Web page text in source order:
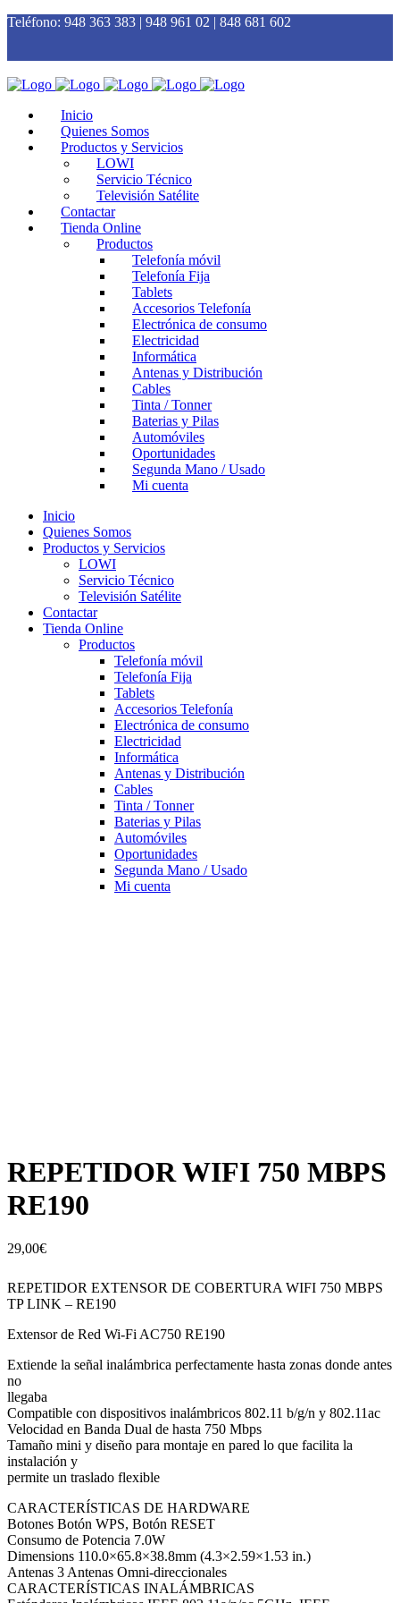
Teléfono: 948 363 383 | 948 961 02 | 848 681 602
Inicio
Quienes Somos
Productos y Servicios
LOWI
Servicio Técnico
Televisión Satélite
Contactar
Tienda Online
Productos
Telefonía móvil
Telefonía Fija
Tablets
Accesorios Telefonía
Electrónica de consumo
Electricidad
Informática
Antenas y Distribución
Cables
Tinta / Tonner
Baterias y Pilas
Automóviles
Oportunidades
Segunda Mano / Usado
Mi cuenta
Inicio
Quienes Somos
Productos y Servicios
LOWI
Servicio Técnico
Televisión Satélite
Contactar
Tienda Online
Productos
Telefonía móvil
Telefonía Fija
Tablets
Accesorios Telefonía
Electrónica de consumo
Electricidad
Informática
Antenas y Distribución
Cables
Tinta / Tonner
Baterias y Pilas
Automóviles
Oportunidades
Segunda Mano / Usado
Mi cuenta
REPETIDOR WIFI 750 MBPS
RE190
29,00€
REPETIDOR EXTENSOR DE COBERTURA WIFI 750 MBPS
TP LINK – RE190
Extensor de Red Wi-Fi AC750 RE190
Extiende la señal inalámbrica perfectamente hasta zonas donde antes
no
llegaba
Compatible con dispositivos inalámbricos 802.11 b/g/n y 802.11ac
Velocidad en Banda Dual de hasta 750 Mbps
Tamaño mini y diseño para montaje en pared lo que facilita la
instalación y
permite un traslado flexible
CARACTERÍSTICAS DE HARDWARE
Botones Botón WPS, Botón RESET
Consumo de Potencia 7.0W
Dimensions 110.0×65.8×38.8mm (4.3×2.59×1.53 in.)
Antenas 3 Antenas Omni-direccionales
CARACTERÍSTICAS INALÁMBRICAS